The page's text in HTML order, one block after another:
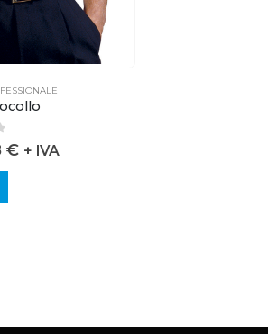
5
€ + IVA